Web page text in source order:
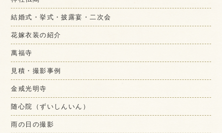
結婚式・挙式・披露宴・二次会
花嫁衣装の紹介
萬福寺
見積・撮影事例
金戒光明寺
随心院（ずいしんいん）
雨の日の撮影